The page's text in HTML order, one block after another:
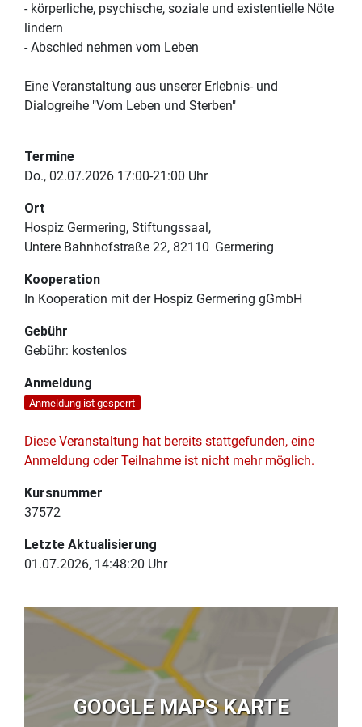
- körperliche, psychische, soziale und existentielle Nöte
lindern
- Abschied nehmen vom Leben
Eine Veranstaltung aus unserer Erlebnis- und
Dialogreihe "Vom Leben und Sterben"
Termine
Do., 02.07.2026 17:00-21:00 Uhr
Ort
Hospiz Germering, Stiftungssaal
Untere Bahnhofstraße 22 82110 Germering
Kooperation
In Kooperation mit der Hospiz Germering gGmbH
Gebühr
Gebühr: kostenlos
Anmeldung
Anmeldung ist gesperrt
Diese Veranstaltung hat bereits stattgefunden, eine
Anmeldung oder Teilnahme ist nicht mehr möglich.
Kursnummer
37572
Letzte Aktualisierung
01.07.2026, 14:48:20 Uhr
GOOGLE MAPS KARTE